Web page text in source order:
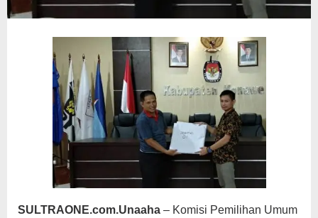
SULTRAONE.com.Unaaha – Komisi Pemilihan Umum